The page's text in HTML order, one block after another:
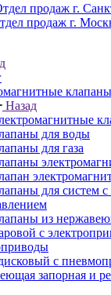
продаж г.
продаж г.
клапаны
Назад
для воды
для газа
для систем
из
с
с
запорная и